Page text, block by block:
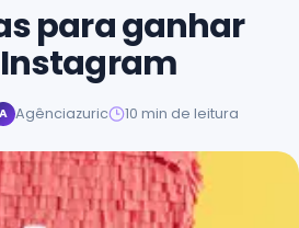
para ganhar
A Agênciazuric 10 min de leitura